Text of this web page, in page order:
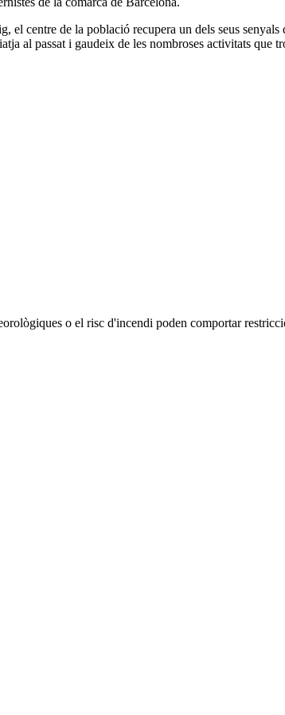
el centre de la població recupera un dels seus
al passat i gaudeix de les nombroses activitats que
o el risc d'incendi poden comportar